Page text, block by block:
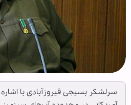
سرلشکر بسیجی فیروزآبادی با